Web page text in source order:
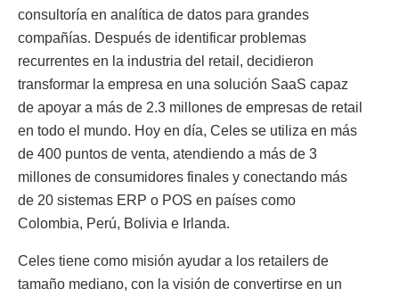
consultoría en analítica de datos para grandes
compañías. Después de identificar problemas
recurrentes en la industria del retail, decidieron
transformar la empresa en una solución SaaS capaz
de apoyar a más de 2.3 millones de empresas de retail
en todo el mundo. Hoy en día, Celes se utiliza en más
de 400 puntos de venta, atendiendo a más de 3
millones de consumidores finales y conectando más
de 20 sistemas ERP o POS en países como
Colombia, Perú, Bolivia e Irlanda.
Celes tiene como misión ayudar a los retailers de
tamaño mediano, con la visión de convertirse en un